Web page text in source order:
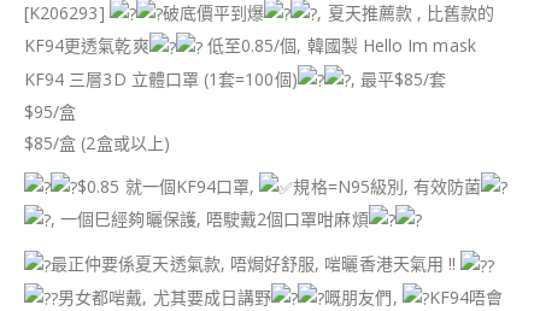
[K206293] 破底價平到爆
, 夏天推薦款 , 比舊款的
KF94更透氣乾爽
低至0.85/個, 韓國製 Hello Im mask
KF94 三層3D 立體口罩 (1套=100個)
, 最平$85/套
$95/盒
$85/盒 (2盒或以上)
$0.85 就一個KF94口罩,
規格=N95級別, 有效防菌
, 一個巳經夠曬保護, 唔駛戴2個口罩咁麻煩
最正仲要係夏天透氣款, 唔焗好舒服, 啱曬香港天氣用 !!
男女都啱戴, 尤其要成日講野
嘅朋友們,
KF94唔會